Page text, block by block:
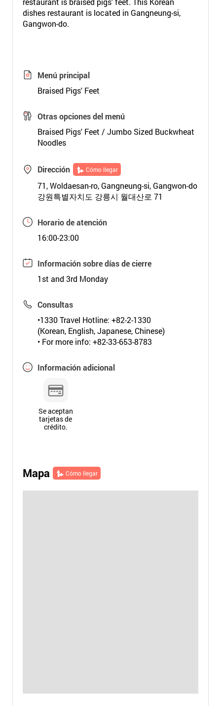
dishes restaurant is located in Gangneung-si,
Gangwon-do.
Menú principal
Braised Pigs' Feet
Otras opciones del menú
Braised Pigs' Feet / Jumbo Sized Buckwheat
Noodles
Dirección Cómo llegar
71, Woldaesan-ro, Gangneung-si, Gangwon-do
강원특별자치도 강릉시 월대산로 71
Horario de atención
16:00-23:00
Información sobre días de cierre
1st and 3rd Monday
Consultas
•1330 Travel Hotline: +82-2-1330
(Korean, English, Japanese, Chinese)
• For more info: +82-33-653-8783
Información adicional
Se aceptan
tarjetas de
crédito.
Mapa Cómo llegar